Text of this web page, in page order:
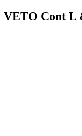
VETO Cont L